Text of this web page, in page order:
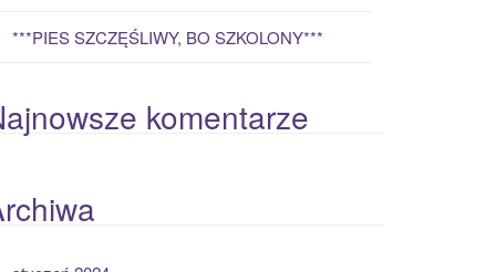
***PIES SZCZĘŚLIWY, BO SZKOLONY***
komentarze